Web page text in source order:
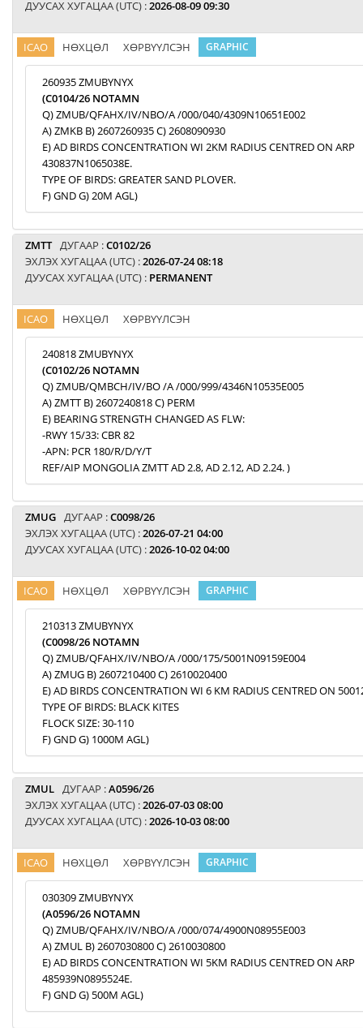
ДУУСАХ ХУГАЦАА (UTC) :2026-08-09 09:30
ICAO НӨХЦӨЛ ХӨРВҮҮЛСЭН GRAPHIC
260935 ZMUBYNYX
(C0104/26 NOTAMN
Q) ZMUB/QFAHX/IV/NBO/A /000/040/4309N10651E002
A) ZMKB B) 2607260935 C) 2608090930
E) AD BIRDS CONCENTRATION WI 2KM RADIUS CENTRED ON ARP
430837N1065038E.
TYPE OF BIRDS: GREATER SAND PLOVER.
F) GND G) 20M AGL)
ZMTT ДУГААР :C0102/26
ЭХЛЭХ ХУГАЦАА (UTC) :2026-07-24 08:18
ДУУСАХ ХУГАЦАА (UTC) : PERMANENT
ICAO НӨХЦӨЛ ХӨРВҮҮЛСЭН
240818 ZMUBYNYX
(C0102/26 NOTAMN
Q) ZMUB/QMBCH/IV/BO /A /000/999/4346N10535E005
A) ZMTT B) 2607240818 C) PERM
E) BEARING STRENGTH CHANGED AS FLW:
-RWY 15/33: CBR 82
-APN: PCR 180/R/D/Y/T
REF/AIP MONGOLIA ZMTT AD 2.8, AD 2.12, AD 2.24. )
ZMUG ДУГААР :C0098/26
ЭХЛЭХ ХУГАЦАА (UTC) :2026-07-21 04:00
ДУУСАХ ХУГАЦАА (UTC) :2026-10-02 04:00
ICAO НӨХЦӨЛ ХӨРВҮҮЛСЭН GRAPHIC
210313 ZMUBYNYX
(C0098/26 NOTAMN
Q) ZMUB/QFAHX/IV/NBO/A /000/175/5001N09159E004
A) ZMUG B) 2607210400 C) 2610020400
E) AD BIRDS CONCENTRATION WI 6 KM RADIUS CENTRED ON
TYPE OF BIRDS: BLACK KITES
FLOCK SIZE: 30-110
F) GND G) 1000M AGL)
ZMUL ДУГААР :A0596/26
ЭХЛЭХ ХУГАЦАА (UTC) :2026-07-03 08:00
ДУУСАХ ХУГАЦАА (UTC) :2026-10-03 08:00
ICAO НӨХЦӨЛ ХӨРВҮҮЛСЭН GRAPHIC
030309 ZMUBYNYX
(A0596/26 NOTAMN
Q) ZMUB/QFAHX/IV/NBO/A /000/074/4900N08955E003
A) ZMUL B) 2607030800 C) 2610030800
E) AD BIRDS CONCENTRATION WI 5KM RADIUS CENTRED ON ARP
485939N0895524E.
F) GND G) 500M AGL)